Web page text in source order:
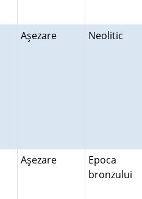
Aşezare Neolitic
Aşezare
Epoca
bronzului